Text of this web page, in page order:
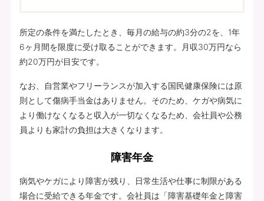
所定の条件を満たしたとき、毎月の給与の約3分の2を、1年
6ヶ月間を限度に受け取ることができます。月収30万円なら
約20万円が目安です。
なお、自営業やフリーランスが加入する国民健康保険には原
則として傷病手当金はありません。そのため、ケガや病気に
より働けなくなると収入が一切なくなるため、会社員や公務
員よりも家計の負担は大きくなります。
障害年金
病気やケガにより障害が残り、日常生活や仕事に制限がある
場合に受給できる年金です。会社員は「障害基礎年金と障害